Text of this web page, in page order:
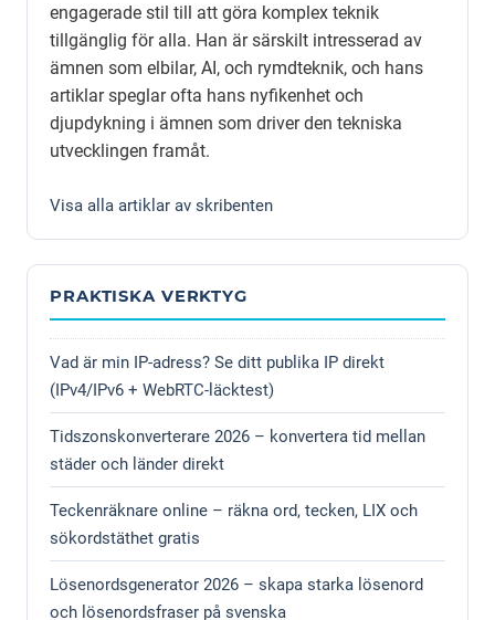
engagerade stil till att göra komplex teknik
tillgänglig för alla. Han är särskilt intresserad av
ämnen som elbilar, AI, och rymdteknik, och hans
artiklar speglar ofta hans nyfikenhet och
djupdykning i ämnen som driver den tekniska
utvecklingen framåt.
Visa alla artiklar av skribenten
PRAKTISKA VERKTYG
Vad är min IP-adress? Se ditt publika IP direkt
(IPv4/IPv6 + WebRTC-läcktest)
Tidszonskonverterare 2026 – konvertera tid mellan
städer och länder direkt
Teckenräknare online – räkna ord, tecken, LIX och
sökordstäthet gratis
Lösenordsgenerator 2026 – skapa starka lösenord
och lösenordsfraser på svenska